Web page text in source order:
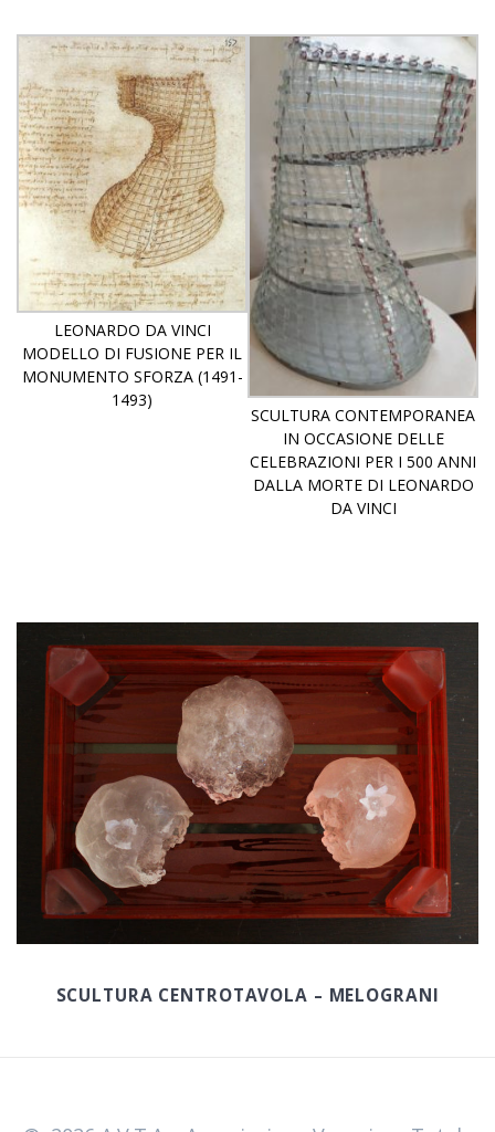
LEONARDO DA VINCI
MODELLO DI FUSIONE PER IL
MONUMENTO SFORZA (1491-
1493)
SCULTURA CONTEMPORANEA
IN OCCASIONE DELLE
CELEBRAZIONI PER I 500 ANNI
DALLA MORTE DI LEONARDO
DA VINCI
SCULTURA CENTROTAVOLA – MELOGRANI